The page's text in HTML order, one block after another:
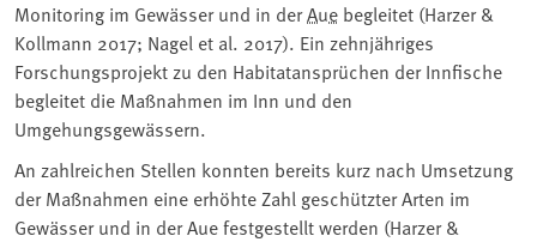
Monitoring im Gewässer und in derAue begleitet (Harzer &
Kollmann 2017; Nagel et al. 2017). Ein zehnjähriges
Forschungsprojekt zu den Habitatansprüchen der Innfische
begleitet die Maßnahmen im Inn und den
Umgehungsgewässern.
An zahlreichen Stellen konnten bereits kurz nach Umsetzung
der Maßnahmen eine erhöhte Zahl geschützter Arten im
Gewässer und in der Aue festgestellt werden (Harzer &